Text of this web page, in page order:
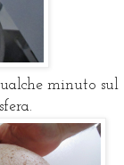
minuto sul